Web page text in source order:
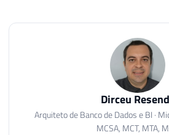
Dirceu
Arquiteto de Banco de Dados e BI ·
MCSA, MCT, MTA,